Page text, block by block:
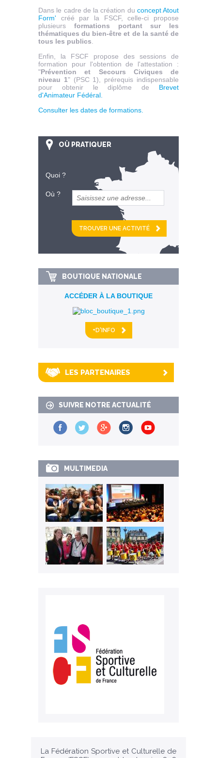
Dans le cadre de la création du concept Atout
Form' créé par la FSCF, celle-ci propose
plusieurs formations portant sur les
thématiques du bien-être et de la santé de
tous les publics.
Enfin, la FSCF propose des sessions de
formation pour l'obtention de l'attestation :
"Prévention et Secours Civiques de
niveau 1" (PSC 1), prérequis indispensable
pour obtenir le diplôme de Brevet
d'Animateur Fédéral.
Consulter les dates de formations.
OÙ PRATIQUER
Quoi ?
Où ?
et
km alentour
BOUTIQUE NATIONALE
ACCÉDER À LA BOUTIQUE
+D'INFO
LES PARTENAIRES
SUIVRE NOTRE ACTUALITÉ
MULTIMEDIA
La Fédération Sportive et Culturelle de